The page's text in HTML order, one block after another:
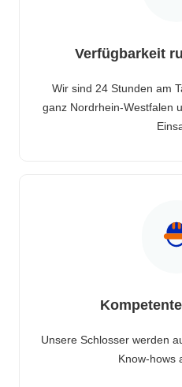
Verfügbarkeit
Wir sind 24 Stunden am
ganz Nordrhein-Westfalen
Unsere Schlosser werden
Know-hows